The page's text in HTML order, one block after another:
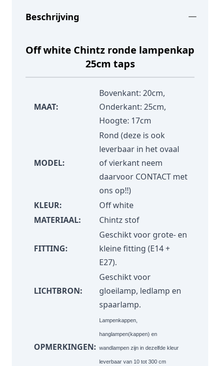
Beschrijving
Off white Chintz ronde lampenkap
25cm taps
MAAT:
Bovenkant: 20cm,
Onderkant: 25cm,
Hoogte: 17cm
MODEL:
Rond (deze is ook
leverbaar in het ovaal
of vierkant neem
daarvoor CONTACT met
ons op!!)
KLEUR:
Off white
MATERIAAL:
Chintz stof
FITTING:
Geschikt voor grote- en
kleine fitting (E14 +
E27).
LICHTBRON:
Geschikt voor
gloeilamp, ledlamp en
spaarlamp.
OPMERKINGEN:
Lampenkappen,
hanglampen(kappen) en
wandlampen zijn in dezelfde kleur
leverbaar van 10 tot 300 cm